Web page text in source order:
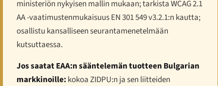
ministeriön nykyisen mallin mukaan; tarkista WCAG 2.1
AA -vaatimustenmukaisuus EN 301 549 v3.2.1:n kautta;
osallistu kansalliseen seurantamenetelmään
kutsuttaessa.
Jos saatat EAA:n sääntelemän tuotteen Bulgarian
markkinoille: kokoa ZIDPU:n ja sen liitteiden